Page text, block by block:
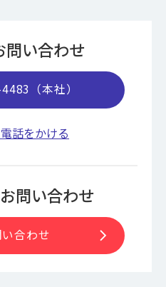
問い合わせ
（本社）
話をかける
問い合わせ
合わせ chevron_right